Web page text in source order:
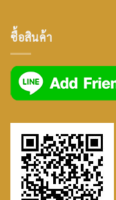
icon
ซื้อสินค้า